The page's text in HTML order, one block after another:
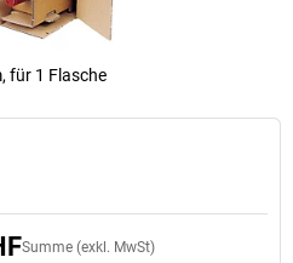
für 1 Flasche
Summe (exkl. MwSt)